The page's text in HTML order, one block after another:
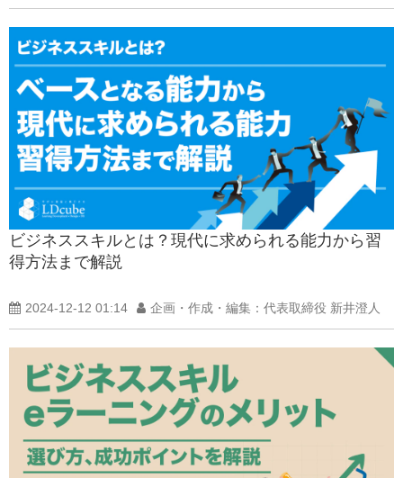
ビジネススキルとは？現代に求められる能力から習
得方法まで解説
2024-12-12 01:14 企画・作成・編集：代表取締役 新井澄人